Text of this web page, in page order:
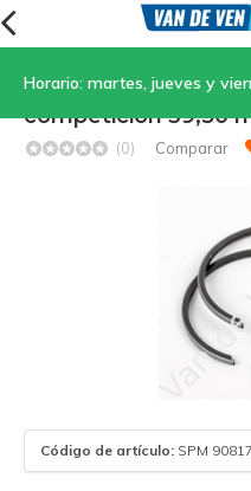
Horario: martes, jueves y viernes, de 9:00 a
24. Juego de aros
competición 39,50
(0) Comparar
Código de artículo: SPM